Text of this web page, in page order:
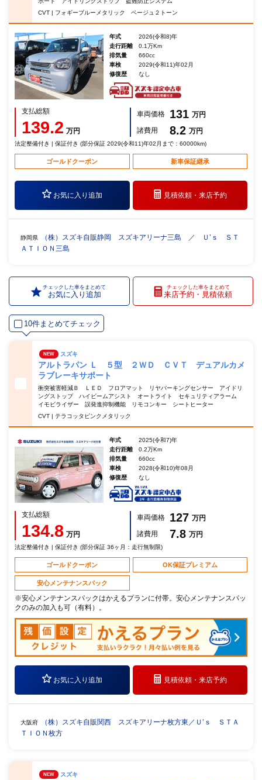
CVT | フォギーブルーメタリック ベージュ２トーン
年式
2026(令和8)年
走行距離
0.1万Km
排気量
660cc
車検
2029(令和11)年02月
修復歴
なし
支払総額
139.2 万円
車両価格 131 万円
諸費用
8.2 万円
法定整備付き | 保証付き (部分保証 2029(令和11)年02月まで：60000km)
ゴールドクーポン 新車保証継承
お気に入り追加 見積依頼・来店予約
静岡県
（株）スズキ自販静岡 スズキアリーナ三島 ／ Ｕ’ｓ ＳＴ
ＡＴＩＯＮ三島
チェックした車をまとめて
お気に入り追加
チェックした車をまとめて
来店予約・見積依頼
10件まとめてチェック
NEW スズキ
アルトラパン Ｌ ５型 ２ＷＤ ＣＶＴ デュアルカメ
ラブレーキサポート
衝突被害軽減Ｂ ＬＥＤ フロアマット リヤパーキングセンサー アイドリ
ングストップ ハイビームアシスト オートライト セキュリティアラーム
イモビライザー 誤発進抑制機能 リモコンキー シートヒーター
CVT | テラコッタピンクメタリック
年式
2025(令和7)年
走行距離
0.2万Km
排気量
660cc
車検
2028(令和10)年08月
修復歴
なし
支払総額
134.8 万円
車両価格 127 万円
諸費用
7.8 万円
法定整備付き | 保証付き (部分保証 36ヶ月：走行無制限)
ゴールドクーポン OK保証プレミアム
安心メンテナンスパック
※安心メンテナンスパックはかえるプランに付帯。安心メンテナンスパッ
クのみの加入も可（有料）。
お気に入り追加 見積依頼・来店予約
大阪府
（株）スズキ自販関西 スズキアリーナ枚方東／Ｕ’ｓ ＳＴＡ
ＴＩＯＮ枚方
NEW スズキ